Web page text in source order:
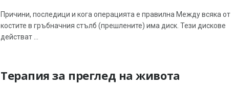
Причини, последици и кога операцията е правилна Между всяка от
костите в гръбначния стълб (прешлените) има диск. Тези дискове
действат ...
Терапия за преглед на живота